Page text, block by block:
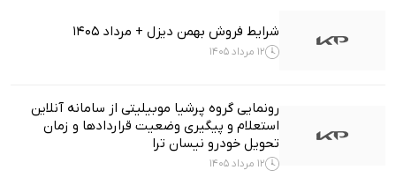
شرایط فروش بهمن دیزل + مرداد 1405
12 مرداد 1405
رونمایی گروه پرشیا موبیلیتی از سامانه آنلاین
استعلام و پیگیری وضعیت قراردادها و زمان
تحویل خودرو نیسان ترا
12 مرداد 1405